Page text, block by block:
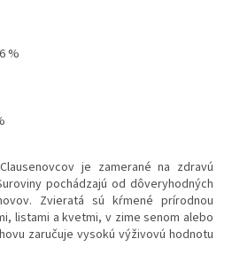
%
je zamerané na zdravú
pochádzajú od dôveryhodných
Zvieratá sú kŕmené prírodnou
listami a kvetmi, v zime senom alebo
zaručuje vysokú výživovú hodnotu